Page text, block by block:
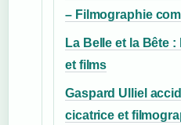
– Filmographie
La Belle et la Bête
et films
Gaspard Ulliel
cicatrice et